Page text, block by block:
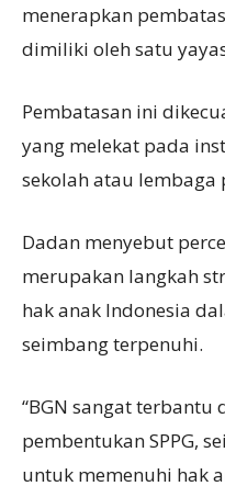
menerapkan
dimiliki oleh satu
Pembatasan ini
yang melekat pada
sekolah atau lembaga
Dadan menyebut
merupakan langkah
hak anak Indonesia
seimbang terpenuhi.
“BGN sangat terbantu
pembentukan SPPG,
untuk memenuhi hak